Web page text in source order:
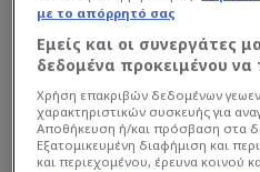
με το απόρρητό σας
Εμείς και οι συνεργάτες
δεδομένα προκειμένου
Χρήση επακριβών δεδομένων
χαρακτηριστικών συσκευής για
Αποθήκευση ή/και πρόσβαση στα
Εξατομικευμένη διαφήμιση και
και περιεχομένου, έρευνα κοινού